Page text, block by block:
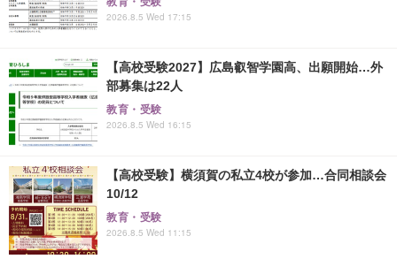
2026.8.5 Wed 17:15
【高校受験2027】広島叡智学園高、出願開始…外
部募集は22人
教育・受験
2026.8.5 Wed 16:15
【高校受験】横須賀の私立4校が参加…合同相談会
10/12
教育・受験
2026.8.5 Wed 11:15